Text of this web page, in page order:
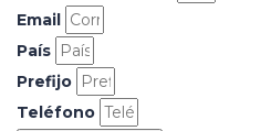
Email
País
Prefijo
Teléfono